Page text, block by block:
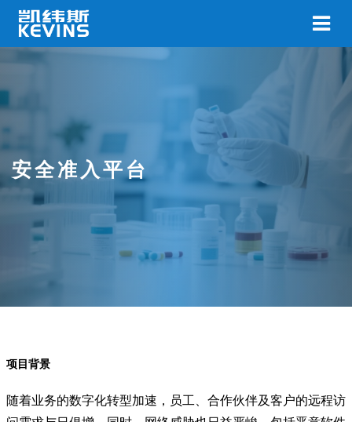
安全准入平台